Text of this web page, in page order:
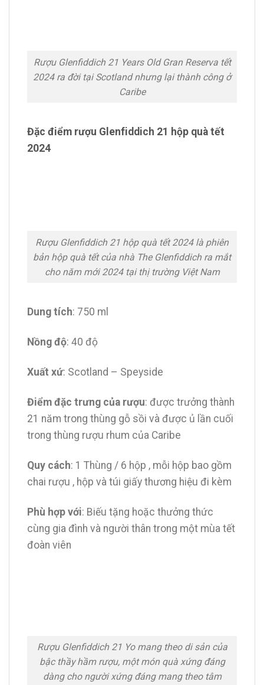
Rượu Glenfiddich 21 Years Old Gran Reserva tết
2024 ra đời tại Scotland nhưng lại thành công ở
Caribe
Đặc điểm rượu Glenfiddich 21 hộp quà tết
2024
Rượu Glenfiddich 21 hộp quà tết 2024 là phiên
bản hộp quà tết của nhà The Glenfiddich ra mắt
cho năm mới 2024 tại thị trường Việt Nam
Dung tích: 750 ml
Nồng độ: 40 độ
Xuất xứ: Scotland – Speyside
Điểm đặc trưng của rượu: được trưởng thành
21 năm trong thùng gỗ sồi và được ủ lần cuối
trong thùng rượu rhum của Caribe
Quy cách: 1 Thùng / 6 hộp , mỗi hộp bao gồm
chai rượu , hộp và túi giấy thương hiệu đi kèm
Phù hợp với: Biếu tặng hoặc thưởng thức
cùng gia đình và người thân trong một mùa tết
đoàn viên
Rượu Glenfiddich 21 Yo mang theo di sản của
bậc thầy hầm rượu, một món quà xứng đáng
dàng cho người xứng đáng mang theo tâm